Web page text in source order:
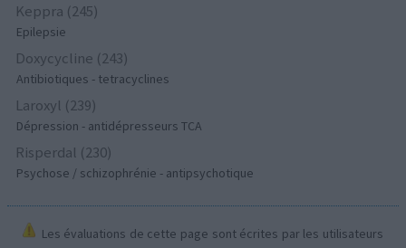
Keppra (245)
Epilepsie
Doxycycline (243)
Antibiotiques - tetracyclines
Laroxyl (239)
Dépression - antidépresseurs TCA
Risperdal (230)
Psychose / schizophrénie - antipsychotique
Les évaluations de cette page sont écrites par les utilisateurs